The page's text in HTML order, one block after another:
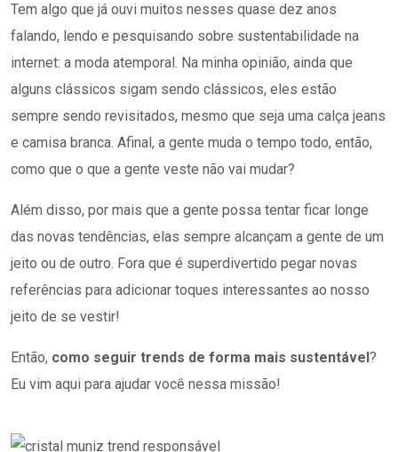
Tem algo que já ouvi muitos nesses quase dez anos
falando, lendo e pesquisando sobre sustentabilidade na
internet: a moda atemporal. Na minha opinião, ainda que
alguns clássicos sigam sendo clássicos, eles estão
sempre sendo revisitados, mesmo que seja uma calça jeans
e camisa branca. Afinal, a gente muda o tempo todo, então,
como que o que a gente veste não vai mudar?
Além disso, por mais que a gente possa tentar ficar longe
das novas tendências, elas sempre alcançam a gente de um
jeito ou de outro. Fora que é superdivertido pegar novas
referências para adicionar toques interessantes ao nosso
jeito de se vestir!
Então, como seguir trends de forma mais sustentável?
Eu vim aqui para ajudar você nessa missão!